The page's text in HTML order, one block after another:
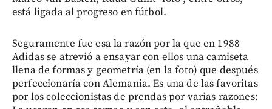
está ligada al progreso en fútbol.
Seguramente fue esa la razón por la que en 1988
Adidas se atrevió a ensayar con ellos una camiseta
llena de formas y geometría (en la foto) que después
perfeccionaría con Alemania. Es una de las favoritas
por los coleccionistas de prendas por varias razones: